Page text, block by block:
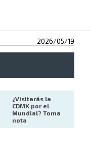
2026/05/19
¿Visitarás la
CDMX por el
Mundial? Toma
nota